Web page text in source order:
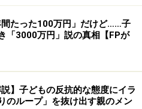
了したら、何がいけなくて
、気持ちが落ち着いた子供と
望する遊びにそのまま戻し
たった100万円」だけど……子
「3000万円」説の真相【FPが
説】子どもの反抗的な態度にイラ
のループ」を抜け出す親のメン